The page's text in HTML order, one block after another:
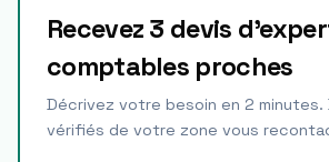
Recevez 3 devis
comptables proches
Décrivez votre besoin en 2
vérifiés de votre zone vous